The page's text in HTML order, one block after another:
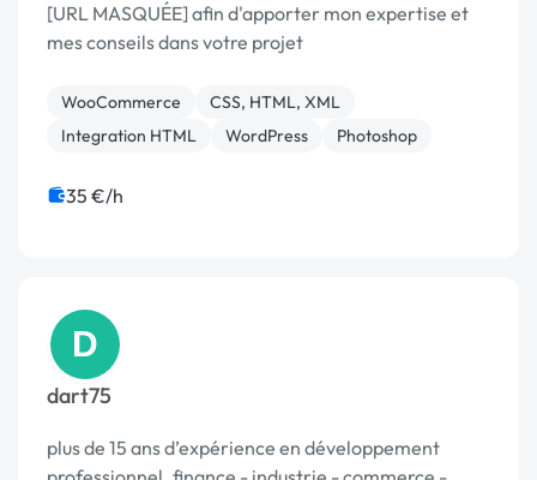
[URL MASQUÉE] afin d'apporter mon expertise et
mes conseils dans votre projet
WooCommerce
CSS, HTML, XML
Integration HTML
WordPress Photoshop
35 €/h
D
dart75
plus de 15 ans d’expérience en développement